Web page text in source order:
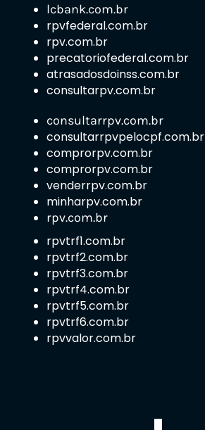
lcbank.com.br
rpvfederal.com.br
rpv.com.br
precatoriofederal.com.br
atrasadosdoinss.com.br
consultarpv.com.br
consultarrpv.com.br
consultarrpvpelocpf.com.br
comprorpv.com.br
comprorpv.com.br
venderrpv.com.br
minharpv.com.br
rpv.com.br
rpvtrf1.com.br
rpvtrf2.com.br
rpvtrf3.com.br
rpvtrf4.com.br
rpvtrf5.com.br
rpvtrf6.com.br
rpvvalor.com.br